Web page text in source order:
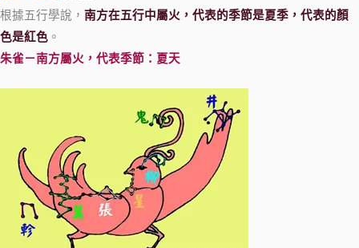
根據五行學說， 南方在五行中屬火，代表的季節是夏季，代表的顏
色是紅色 。
朱雀－南方屬火，代表季節：夏天